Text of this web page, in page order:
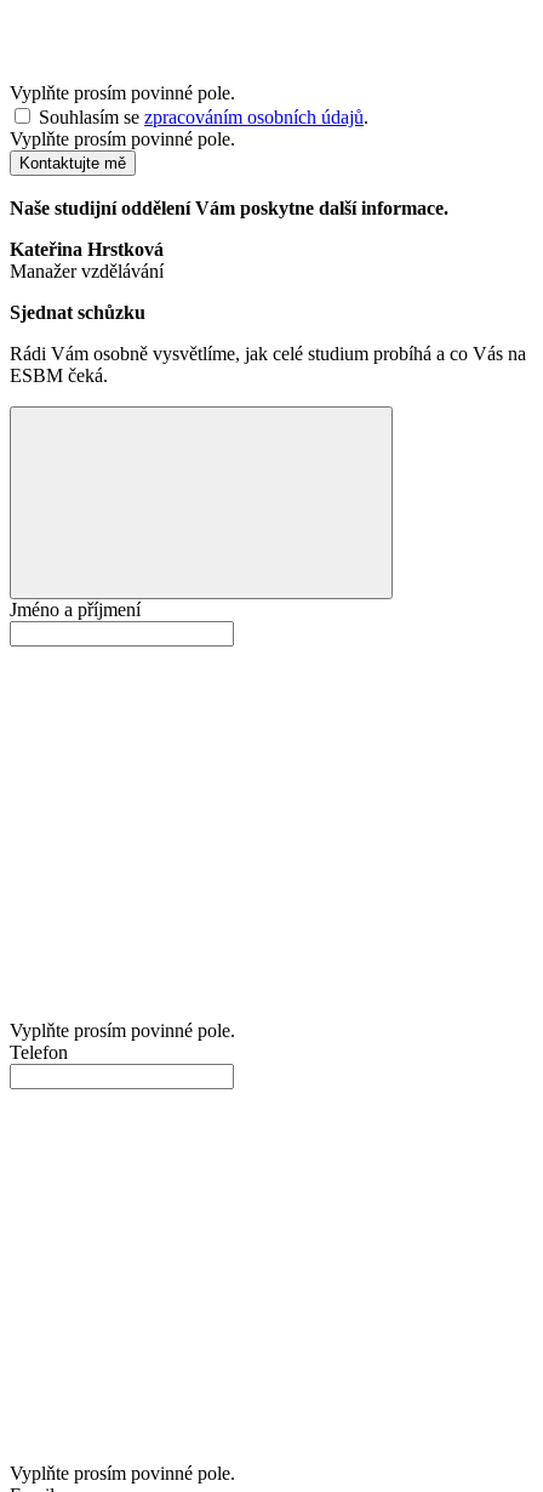
Vyplňte prosím povinné pole.
Souhlasím se zpracováním osobních údajů.
Vyplňte prosím povinné pole.
Kontaktujte mě
Naše studijní oddělení Vám poskytne další informace.
Kateřina Hrstková
Manažer vzdělávání
Sjednat schůzku
Rádi Vám osobně vysvětlíme, jak celé studium probíhá a co Vás na
ESBM čeká.
Jméno a příjmení
Vyplňte prosím povinné pole.
Telefon
Vyplňte prosím povinné pole.